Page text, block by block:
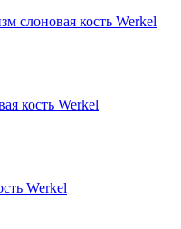
слоновая кость Werkel
кость Werkel
Werkel